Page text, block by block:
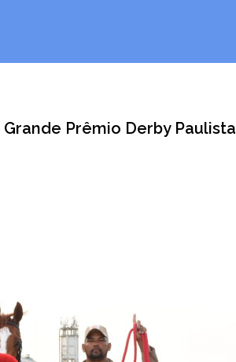
Prêmio Derby Paulista